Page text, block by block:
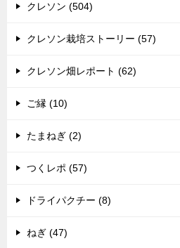
クレソン (504)
クレソン栽培ストーリー (57)
クレソン畑レポート (62)
ご縁 (10)
たまねぎ (2)
つくレポ (57)
ドライパクチー (8)
ねぎ (47)